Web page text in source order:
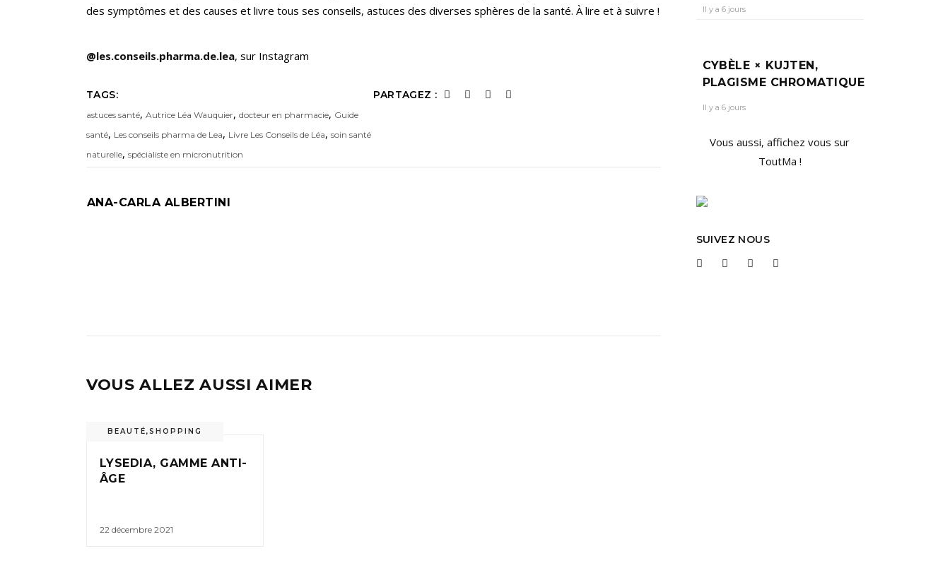
des symptômes et des causes et livre tous ses conseils, astuces des diverses sphères de la santé. À lire et à suivre !
@les.conseils.pharma.de.lea, sur Instagram
TAGS:
astuces santé, Autrice Léa Wauquier, docteur en pharmacie, Guide
santé, Les conseils pharma de Lea, Livre Les Conseils de Léa, soin santé
naturelle, spécialiste en micronutrition
PARTAGEZ :
ANA-CARLA ALBERTINI
VOUS ALLEZ AUSSI AIMER
BEAUTÉ,SHOPPING
LYSEDIA, GAMME ANTI-
ÂGE
22 décembre 2021
Il y a 6 jours
CYBÈLE × KUJTEN,
PLAGISME CHROMATIQUE
Il y a 6 jours
Vous aussi, affichez vous sur
ToutMa !
SUIVEZ NOUS